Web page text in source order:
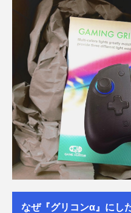
なぜ『グリコンα』にし